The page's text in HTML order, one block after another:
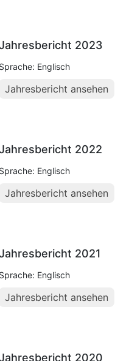
2023
Sprache: Englisch
Jahresbericht ansehen
2022
Sprache: Englisch
Jahresbericht ansehen
2021
Sprache: Englisch
Jahresbericht ansehen
2020